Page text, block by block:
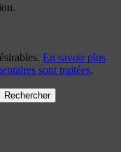
En savoir plus
sont traitées.